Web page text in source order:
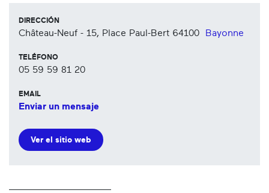
DIRECCIÓN
Château-Neuf - 15, Place Paul-Bert 64100 Bayonne
TELÉFONO
05 59 59 81 20
EMAIL
Enviar un mensaje
Ver el sitio web